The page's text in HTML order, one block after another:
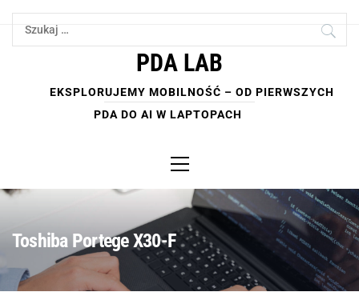
Skip
Szukaj:
PDA LAB
EKSPLORUJEMY MOBILNOŚĆ – OD PIERWSZYCH
PDA DO AI W LAPTOPACH
Menu
Toshiba Portege X30-F